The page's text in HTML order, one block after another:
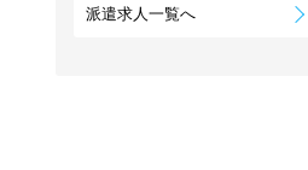
派遣求人一覧へ